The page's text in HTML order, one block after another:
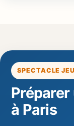
SPECTACLE
à Paris